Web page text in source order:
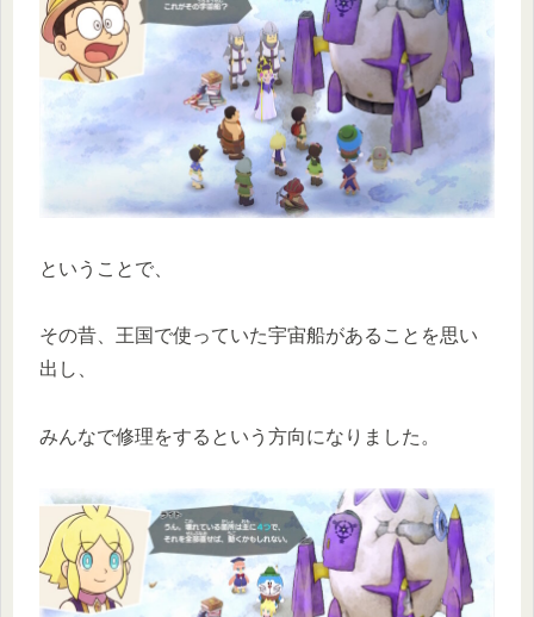
ということで、
その昔、王国で使っていた宇宙船があることを思い
出し、
みんなで修理をするという方向になりました。